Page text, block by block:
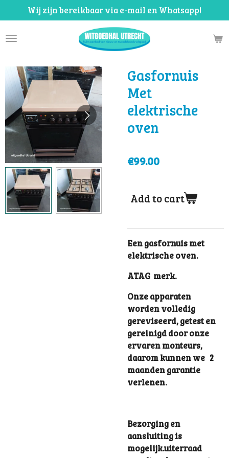
to
main
Wij zijn bereikbaar via e-mail en Whatsapp!
Gasfornuis
Met
elektrische
oven
€99.00
Add to cart
Een gasfornuis met
elektrische oven.
ATAG merk.
Onze apparaten
worden volledig
gereviseerd, getest en
gereinigd door onze
ervaren monteurs,
daarom kunnen we 2
maanden garantie
verlenen.
Bezorging en
aansluiting is
mogelijk.uiterraad